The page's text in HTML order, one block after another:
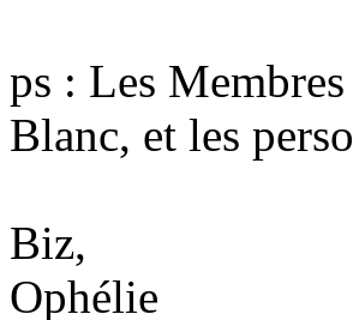
ps : Les
Blanc, et les
Biz,
Ophélie